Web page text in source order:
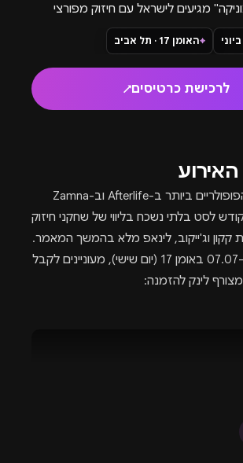
מגיעים לישראל עם חיזוק מפורצי
קקון, אלי&דני, ג'ייקוב.
⌖האומן 17 · תל אביב
לרכישת כרטיסים↗
אחד ההרכבים הפופולריים ביותר ב-Afterlife וב-Zamna
לסט בלתי נשכח בליווי של שחקני חיזוק
קקון וג'ייקוב, לינאפ מלא בהמשך המאמר.
האירוע יתקיים ב-07.07 באומן 17 (יום שישי), מעוניינים לקבל
לינק להזמנה: